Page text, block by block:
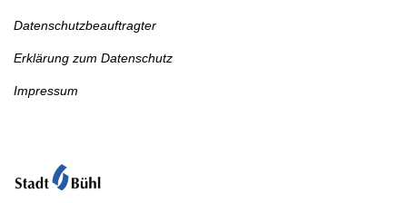
Datenschutzbeauftragter
Erklärung zum Datenschutz
Impressum